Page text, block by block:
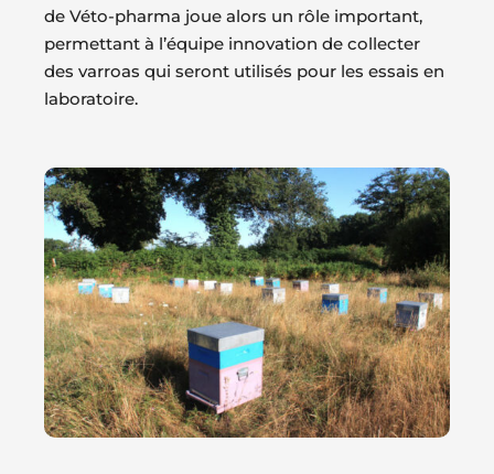
de Véto-pharma joue alors un rôle important,
permettant à l’équipe innovation de collecter
des varroas qui seront utilisés pour les essais en
laboratoire.